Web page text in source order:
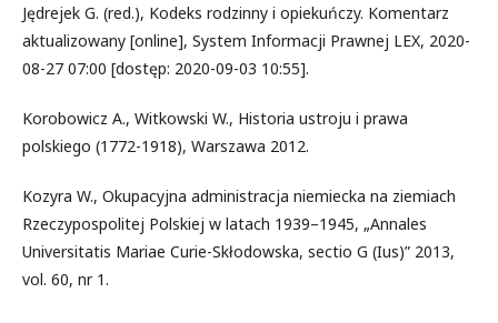
Jędrejek G. (red.), Kodeks rodzinny i opiekuńczy. Komentarz
aktualizowany [online], System Informacji Prawnej LEX, 2020-
08-27 07:00 [dostęp: 2020-09-03 10:55].
Korobowicz A., Witkowski W., Historia ustroju i prawa
polskiego (1772-1918), Warszawa 2012.
Kozyra W., Okupacyjna administracja niemiecka na ziemiach
Rzeczypospolitej Polskiej w latach 1939–1945, „Annales
Universitatis Mariae Curie-Skłodowska, sectio G (Ius)” 2013,
vol. 60, nr 1.